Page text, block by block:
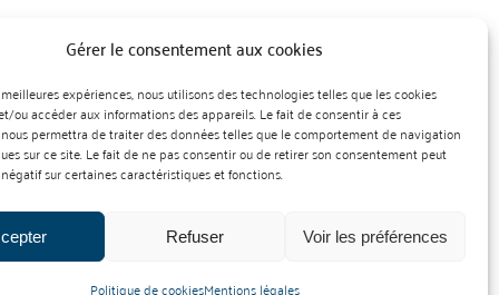
Gérer le consentement aux cookies
expériences, nous utilisons des technologies telles que les cookies
ou accéder aux informations des appareils. Le fait de consentir à ces
permettra de traiter des données telles que le comportement de navigation
sur ce site. Le fait de ne pas consentir ou de retirer son consentement peut
sur certaines caractéristiques et fonctions.
Refuser Voir les préférences
Politique de cookiesMentions légales